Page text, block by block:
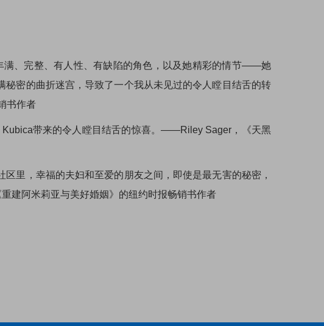
满、完整、有人性、有缺陷的角色，以及她精彩的情节——她
密的曲折迷宫，导致了一个我从未见过的令人瞠目结舌的转
书作者
带来的令人瞠目结舌的惊喜。——Riley Sager，《天黑
里，幸福的夫妇和至爱的朋友之间，即使是最无害的秘密，
建阿米莉亚与美好婚姻》的纽约时报畅销书作者